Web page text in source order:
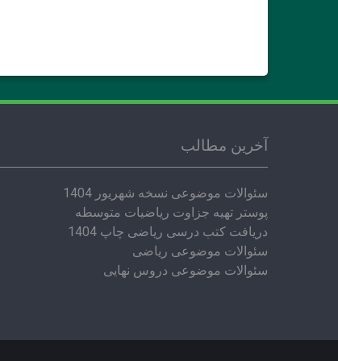
آخرین مطالب
سئوالات موضوعی نسخه شهریور 1404
پوستر تهیه جزاوت ریاضیات متوسطه
دریافت کتب درسی ریاضی چاپ 1404
سئوالات موضوعی ریاضی
سئوالات موضوعی دروس نهایی